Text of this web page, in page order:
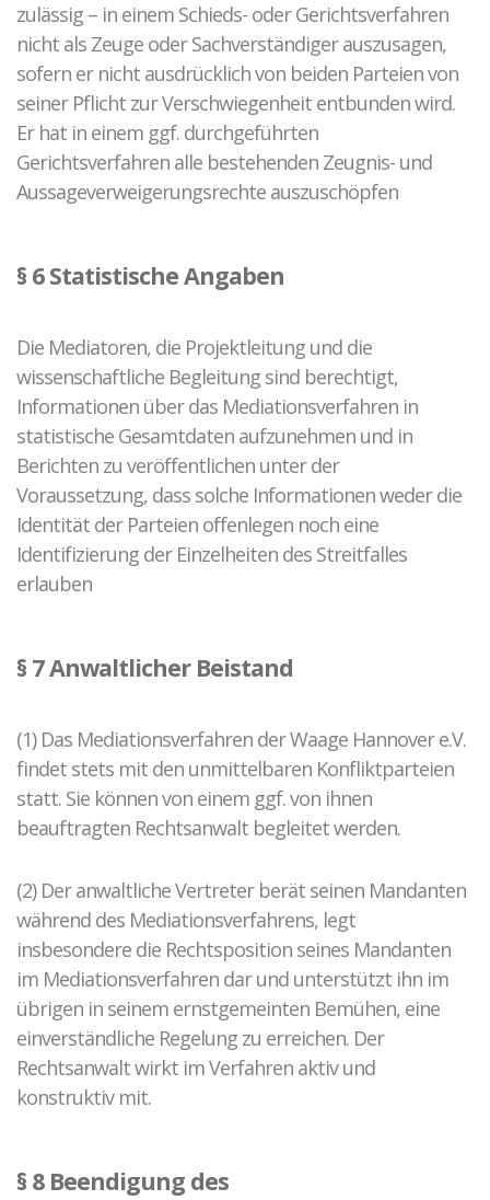
zulässig – in einem Schieds- oder Gerichtsverfahren
nicht als Zeuge oder Sachverständiger auszusagen,
sofern er nicht ausdrücklich von beiden Parteien von
seiner Pflicht zur Verschwiegenheit entbunden wird.
Er hat in einem ggf. durchgeführten
Gerichtsverfahren alle bestehenden Zeugnis- und
Aussageverweigerungsrechte auszuschöpfen
§ 6 Statistische Angaben
Die Mediatoren, die Projektleitung und die
wissenschaftliche Begleitung sind berechtigt,
Informationen über das Mediationsverfahren in
statistische Gesamtdaten aufzunehmen und in
Berichten zu veröffentlichen unter der
Voraussetzung, dass solche Informationen weder die
Identität der Parteien offenlegen noch eine
Identifizierung der Einzelheiten des Streitfalles
erlauben
§ 7 Anwaltlicher Beistand
(1) Das Mediationsverfahren der Waage Hannover e.V.
findet stets mit den unmittelbaren Konfliktparteien
statt. Sie können von einem ggf. von ihnen
beauftragten Rechtsanwalt begleitet werden.
(2) Der anwaltliche Vertreter berät seinen Mandanten
während des Mediationsverfahrens, legt
insbesondere die Rechtsposition seines Mandanten
im Mediationsverfahren dar und unterstützt ihn im
übrigen in seinem ernstgemeinten Bemühen, eine
einverständliche Regelung zu erreichen. Der
Rechtsanwalt wirkt im Verfahren aktiv und
konstruktiv mit.
§ 8 Beendigung des